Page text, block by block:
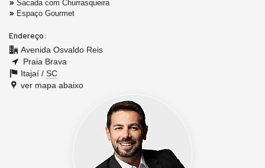
Sacada com Churrasqueira
Espaço Gourmet
Endereço:
Avenida Osvaldo Reis
Praia Brava
Itajaí / SC
ver mapa abaixo